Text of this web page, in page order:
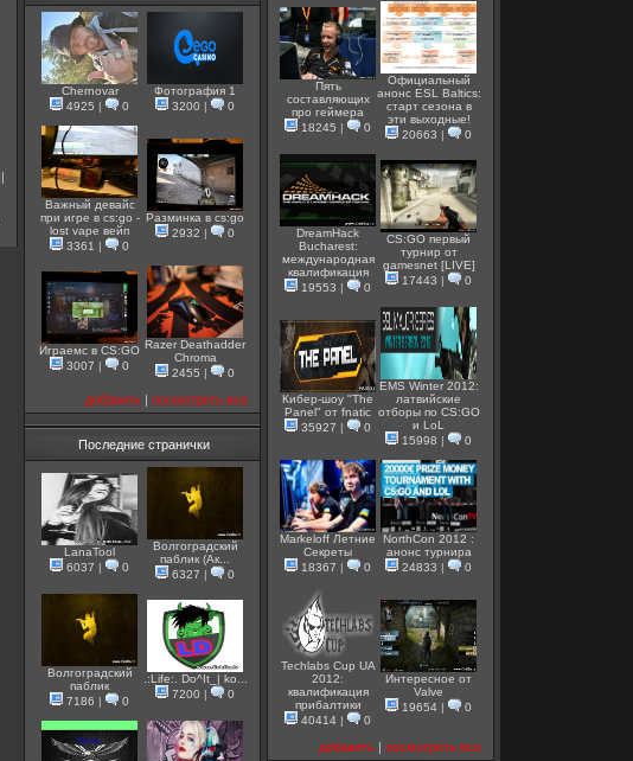
|
Chernovar
4925 | 0
Фотография 1
3200 | 0
Важный девайс
при игре в cs:go -
lost vape вейп
3361 | 0
Разминка в cs:go
2932 | 0
Играемс в CS:GO
3007 | 0
Razer Deathadder
Chroma
2455 | 0
добавить | посмотреть все
Последние странички
LanaTool
6037 | 0
Волгоградский
паблик (Ак...
6327 | 0
Волгоградский
паблик
7186 | 0
.:Life:. Do^It_| ko...
7200 | 0
Пять
составляющих
про геймера
18245 | 0
Официальный
анонс ESL Baltics:
старт сезона в
эти выходные!
20663 | 0
DreamHack
Bucharest:
международная
квалификация
19553 | 0
CS:GO первый
турнир от
gamesnet [LIVE]
17443 | 0
Кибер-шоу "The
Panel" от fnatic
35927 | 0
EMS Winter 2012:
латвийские
отборы по CS:GO
и LoL
15998 | 0
Markeloff Летние
Секреты
18367 | 0
NorthCon 2012 :
анонс турнира
24833 | 0
Techlabs Cup UA
2012:
квалификация
прибалтики
40414 | 0
Интересное от
Valve
19654 | 0
добавить | посмотреть все